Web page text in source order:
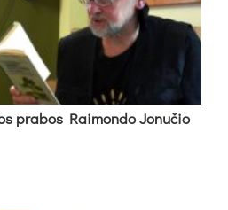
pra­bos Rai­mon­do Jo­nu­čio